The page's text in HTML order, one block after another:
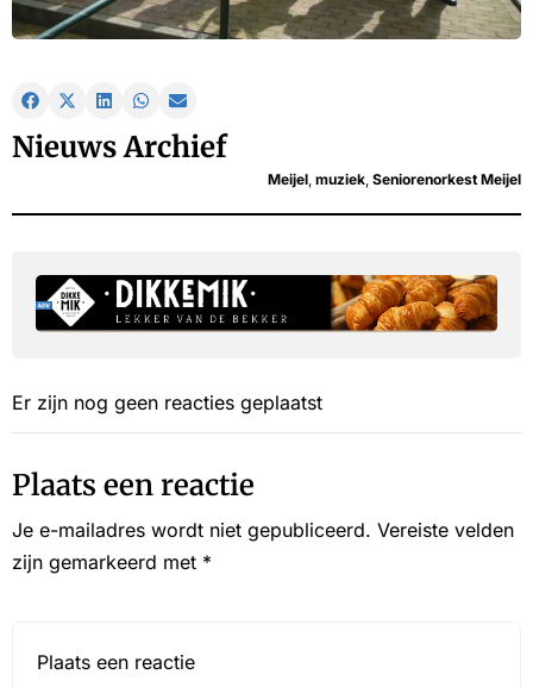
Nieuws Archief
Meijel, muziek, Seniorenorkest Meijel
Er zijn nog geen reacties geplaatst
Plaats een reactie
Je e-mailadres wordt niet gepubliceerd. Vereiste velden
zijn gemarkeerd met *